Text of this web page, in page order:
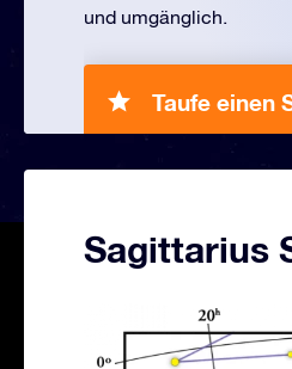
und umgänglich.
Taufe einen
Sagittarius